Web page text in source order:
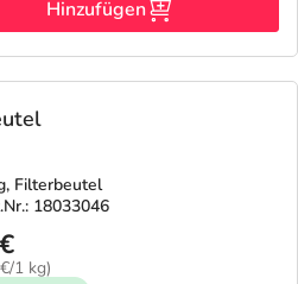
Hinzufügen
Filterbeutel
18033046
1 kg)